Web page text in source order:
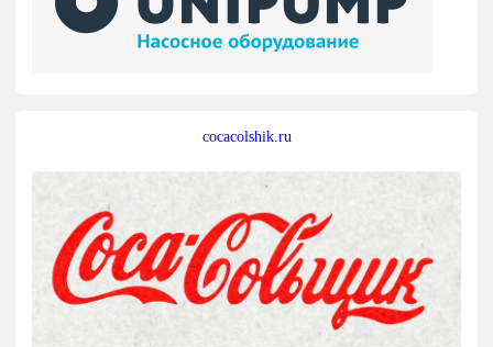
cocacolshik.ru